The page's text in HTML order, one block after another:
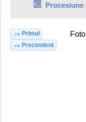
Procesiune
Primul
Precendent